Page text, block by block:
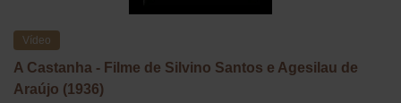
Vídeo
A Castanha - Filme de Silvino Santos e Agesilau de
Araújo (1936)